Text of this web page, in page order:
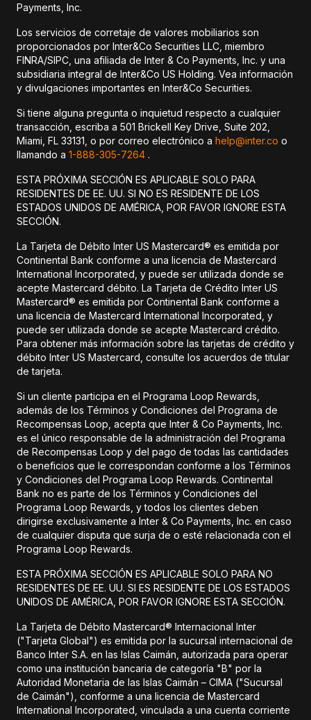
Payments, Inc.
Los servicios de corretaje de valores mobiliarios son
proporcionados por Inter&Co Securities LLC, miembro
FINRA/SIPC, una afiliada de Inter & Co Payments, Inc. y una
subsidiaria integral de Inter&Co US Holding. Vea información
y divulgaciones importantes en Inter&Co Securities.
Si tiene alguna pregunta o inquietud respecto a cualquier
transacción, escriba a 501 Brickell Key Drive, Suite 202,
Miami, FL 33131, o por correo electrónico a help@inter.co o
llamando a 1-888-305-7264 .
ESTA PRÓXIMA SECCIÓN ES APLICABLE SOLO PARA
RESIDENTES DE EE. UU. SI NO ES RESIDENTE DE LOS
ESTADOS UNIDOS DE AMÉRICA, POR FAVOR IGNORE ESTA
SECCIÓN.
La Tarjeta de Débito Inter US Mastercard® es emitida por
Continental Bank conforme a una licencia de Mastercard
International Incorporated, y puede ser utilizada donde se
acepte Mastercard débito. La Tarjeta de Crédito Inter US
Mastercard® es emitida por Continental Bank conforme a
una licencia de Mastercard International Incorporated, y
puede ser utilizada donde se acepte Mastercard crédito.
Para obtener más información sobre las tarjetas de crédito y
débito Inter US Mastercard, consulte los acuerdos de titular
de tarjeta.
Si un cliente participa en el Programa Loop Rewards,
además de los Términos y Condiciones del Programa de
Recompensas Loop, acepta que Inter & Co Payments, Inc.
es el único responsable de la administración del Programa
de Recompensas Loop y del pago de todas las cantidades
o beneficios que le correspondan conforme a los Términos
y Condiciones del Programa Loop Rewards. Continental
Bank no es parte de los Términos y Condiciones del
Programa Loop Rewards, y todos los clientes deben
dirigirse exclusivamente a Inter & Co Payments, Inc. en caso
de cualquier disputa que surja de o esté relacionada con el
Programa Loop Rewards.
ESTA PRÓXIMA SECCIÓN ES APLICABLE SOLO PARA NO
RESIDENTES DE EE. UU. SI ES RESIDENTE DE LOS ESTADOS
UNIDOS DE AMÉRICA, POR FAVOR IGNORE ESTA SECCIÓN.
La Tarjeta de Débito Mastercard® Internacional Inter
("Tarjeta Global") es emitida por la sucursal internacional de
Banco Inter S.A. en las Islas Caimán, autorizada para operar
como una institución bancaria de categoría "B" por la
Autoridad Monetaria de las Islas Caimán – CIMA ("Sucursal
de Caimán"), conforme a una licencia de Mastercard
International Incorporated, vinculada a una cuenta corriente